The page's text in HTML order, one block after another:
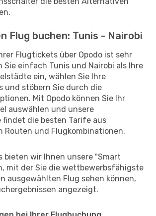
Flug buchen: Tunis - Nairobi
Flugtickets über Opodo ist sehr
Sie einfach Tunis und Nairobi als Ihre
ein, wählen Sie Ihre
und stöbern Sie durch die
Mit Opodo können Sie Ihr
auswählen und unsere
findet die besten Tarife aus
Routen und Flugkombinationen.
bieten wir Ihnen unsere "Smart
mit der Sie die wettbewerbsfähigste
ausgewählten Flug sehen können,
angezeigt.